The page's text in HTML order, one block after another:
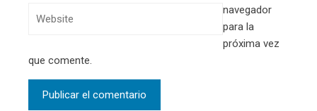
navegador
para la
próxima vez
que comente.